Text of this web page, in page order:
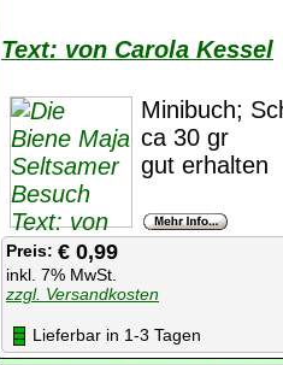
Text: von Carola Kessel
Minibuch;
ca 30 gr
gut erhalten
Preis: € 0,99
inkl. 7% MwSt.
zzgl. Versandkosten
Lieferbar in 1-3 Tagen